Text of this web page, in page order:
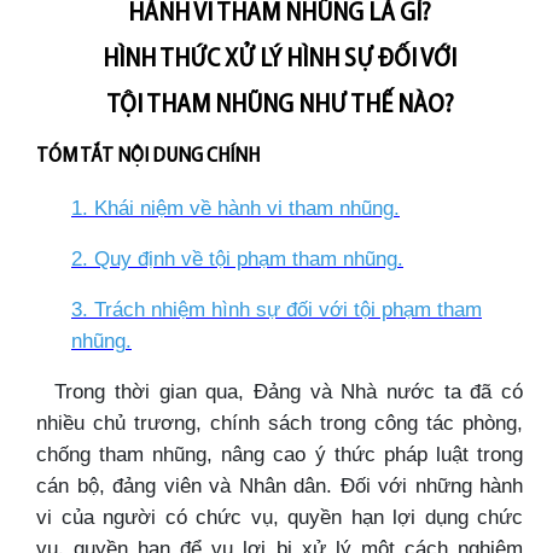
HÀNH VI THAM NHŨNG LÀ GÌ?
HÌNH THỨC XỬ LÝ HÌNH SỰ ĐỐI VỚI
TỘI THAM NHŨNG NHƯ THẾ NÀO?
TÓM TẮT NỘI DUNG CHÍNH
1. Khái niệm về hành vi tham nhũng.
2. Quy định về tội phạm tham nhũng.
3. Trách nhiệm hình sự đối với tội phạm tham
nhũng.
Trong thời gian qua, Đảng và Nhà nước ta đã có
nhiều chủ trương, chính sách trong công tác phòng,
chống tham nhũng, nâng cao ý thức pháp luật trong
cán bộ, đảng viên và Nhân dân. Đối với những hành
vi của người có chức vụ, quyền hạn lợi dụng chức
vụ, quyền hạn để vụ lợi bị xử lý một cách nghiêm